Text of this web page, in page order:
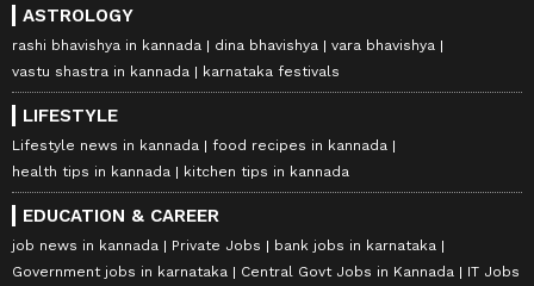
ASTROLOGY
rashi bhavishya in kannada dina bhavishya
vara bhavishya
vastu shastra in kannada
karnataka festivals
LIFESTYLE
Lifestyle news in kannada
food recipes in kannada
health tips in kannada
kitchen tips in kannada
EDUCATION & CAREER
job news in kannada Private Jobs
bank jobs in karnataka
Government jobs in karnataka
Central Govt Jobs in Kannada IT Jobs